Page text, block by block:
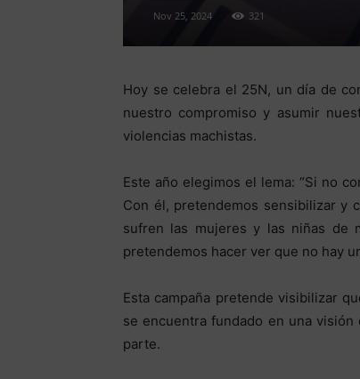
Nov 25, 2024 321
Hoy se celebra el 25N, un día de
nuestro compromiso y asumir
violencias machistas.
Este año elegimos el lema: “Si no
Con él, pretendemos sensibilizar y
sufren las mujeres y las niñas de
pretendemos hacer ver que no hay
Esta campaña pretende visibilizar
se encuentra fundado en una
parte.